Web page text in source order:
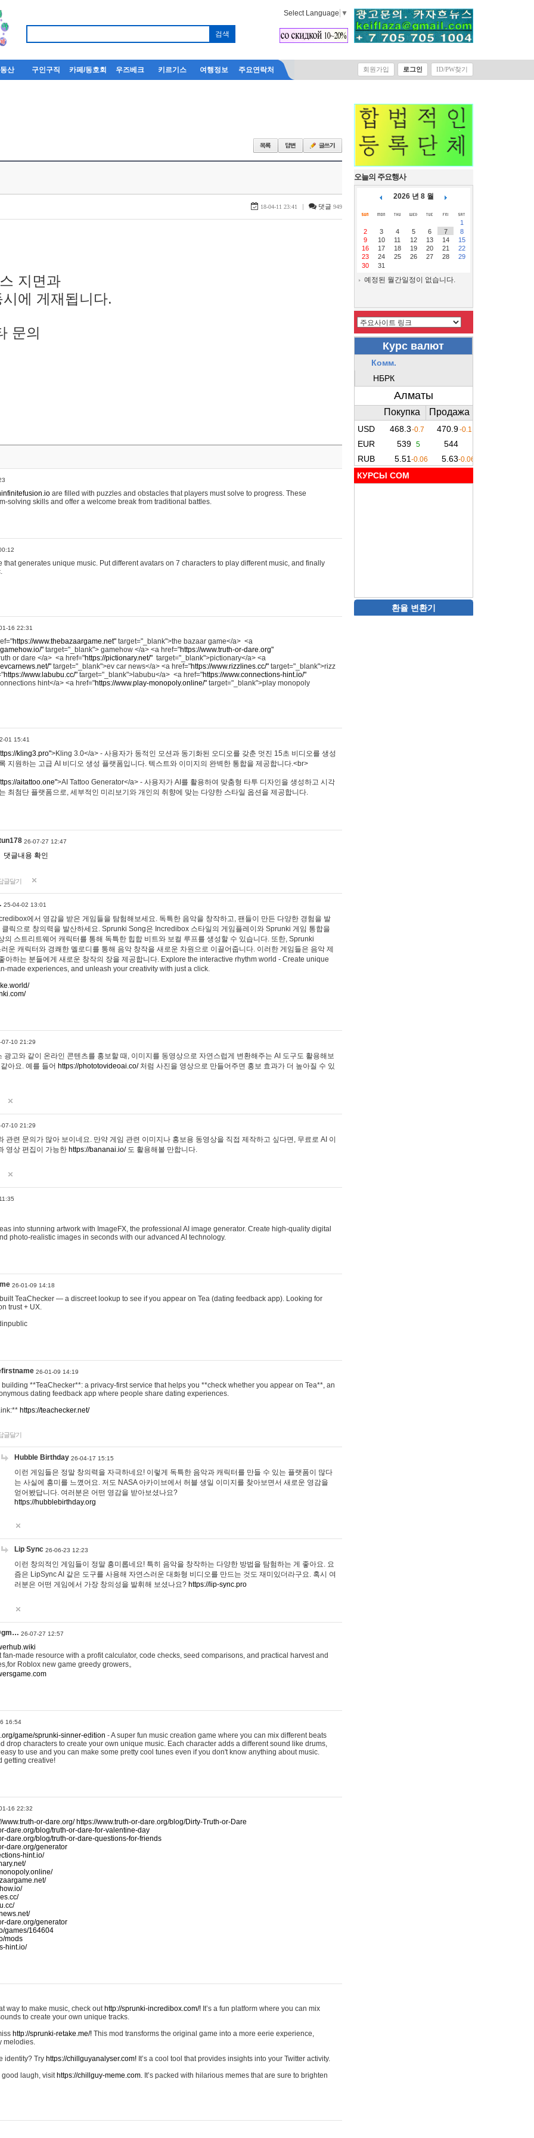
Select Language ▼
산 구인구직 카페/동호회 우즈베크 키르기스 여행정보 주요연락처 회원가입 로그인 ID/PW찾기
18-04-11 23:41 | 댓글 949
지면과
에 게재됩니다.
문의
are filled with puzzles and obstacles that players must solve to progress. These
solving skills and offer a welcome break from traditional battles.
that generates unique music. Put different avatars on 7 characters to play different music, and finally
16 22:31
https://www.thebazaargame.net" target="_blank">the bazaar game</a> <a
" target="_blank"> gamehow </a> <a href="https://www.truth-or-dare.org"
or dare </a> <a href="https://pictionary.net/" target="_blank">pictionary</a> <a
" target="_blank">ev car news</a> <a href="https://www.rizzlines.cc/" target="_blank">rizz
https://www.labubu.cc/" target="_blank">labubu</a> <a href="https://www.connections-hint.io/"
hint</a> <a href="https://www.play-monopoly.online/" target="_blank">play monopoly
01 15:41
kling3.pro">Kling 3.0</a> - 사용자가 동적인 모션과 동기화된 오디오를 갖춘 멋진 15초 비디오를 생성
지원하는 고급 AI 비디오 생성 플랫폼입니다. 텍스트와 이미지의 완벽한 통합을 제공합니다.<br>
aitattoo.one">AI Tattoo Generator</a> - 사용자가 AI를 활용하여 맞춤형 타투 디자인을 생성하고 시각
최첨단 플랫폼으로, 세부적인 미리보기와 개인의 취향에 맞는 다양한 스타일 옵션을 제공합니다.
26-07-27 12:47
댓글내용 확인
글달기
25-04-02 13:01
에서 영감을 받은 게임들을 탐험해보세요. 독특한 음악을 창작하고, 팬들이 만든 다양한 경험을 발
클릭으로 창의력을 발산하세요. Sprunki Song은 Incredibox 스타일의 게임플레이와 Sprunki 게임 통합을
의 스트리트웨어 캐릭터를 통해 독특한 힙합 비트와 보컬 루프를 생성할 수 있습니다. 또한, Sprunki
운 캐릭터와 경쾌한 멜로디를 통해 음악 창작을 새로운 차원으로 이끌어줍니다. 이러한 게임들은 음악 제
아하는 분들에게 새로운 창작의 장을 제공합니다. Explore the interactive rhythm world - Create unique
made experiences, and unleash your creativity with just a click.
07-10 21:29
광고와 같이 온라인 콘텐츠를 홍보할 때, 이미지를 동영상으로 자연스럽게 변환해주는 AI 도구도 활용해보
아요. 예를 들어 https://phototovideoai.co/처럼 사진을 영상으로 만들어주면 홍보 효과가 더 높아질 수 있
07-10 21:29
관련 문의가 많아 보이네요. 만약 게임 관련 이미지나 홍보용 동영상을 직접 제작하고 싶다면, 무료로 AI 이
영상 편집이 가능한 https://bananai.io/도 활용해볼 만합니다.
into stunning artwork with ImageFX, the professional AI image generator. Create high-quality digital
photo-realistic images in seconds with our advanced AI technology.
26-01-09 14:18
TeaChecker — a discreet lookup to see if you appear on Tea (dating feedback app). Looking for
trust + UX.
26-01-09 14:19
building **TeaChecker**: a privacy-first service that helps you **check whether you appear on Tea**, an
dating feedback app where people share dating experiences.
https://teachecker.net/
글달기
Hubble Birthday 26-04-17 15:15
이런 게임들은 정말 창의력을 자극하네요! 이렇게 독특한 음악과 캐릭터를 만들 수 있는 플랫폼이 많다
는 사실에 흥미를 느꼈어요. 저도 NASA 아카이브에서 허블 생일 이미지를 찾아보면서 새로운 영감을
얻어봤답니다. 여러분은 어떤 영감을 받아보셨나요?
https://hubblebirthday.org
Lip Sync 26-06-23 12:23
이런 창의적인 게임들이 정말 흥미롭네요! 특히 음악을 창작하는 다양한 방법을 탐험하는 게 좋아요. 요
즘은 LipSync AI 같은 도구를 사용해 자연스러운 대화형 비디오를 만드는 것도 재미있더라구요. 혹시 여
러분은 어떤 게임에서 가장 창의성을 발휘해 보셨나요? https://lip-sync.pro
26-07-27 12:57
made resource with a profit calculator, code checks, seed comparisons, and practical harvest and
Roblox new game greedy growers。
16:54
game/sprunki-sinner-edition - A super fun music creation game where you can mix different beats
drop characters to create your own unique music. Each character adds a different sound like drums,
to use and you can make some pretty cool tunes even if you don't know anything about music.
getting creative!
16 22:32
www.truth-or-dare.org/ https://www.truth-or-dare.org/blog/Dirty-Truth-or-Dare
dare.org/blog/truth-or-dare-for-valentine-day
dare.org/blog/truth-or-dare-questions-for-friends
dare.org/generator
hint.io/
dare.org/generator
games/164604
mods
hint.io/
way to make music, check out http://sprunki-incredibox.com/! It’s a fun platform where you can mix
to create your own unique tracks.
http://sprunki-retake.me/! This mod transforms the original game into a more eerie experience,
melodies.
identity? Try https://chillguyanalyser.com! It’s a cool tool that provides insights into your Twitter activity.
good laugh, visit https://chillguy-meme.com. It’s packed with hilarious memes that are sure to brighten
오늘의 주요행사
2026 년 8 월
1
2
3 4 5 6 7
8
9
10 11 12 13 14
15
16
17 18 19 20 21
22
23
24 25 26 27 28
29
30
31
예정된 월간일정이 없습니다.
КУРСЫ COM
환율 변환기